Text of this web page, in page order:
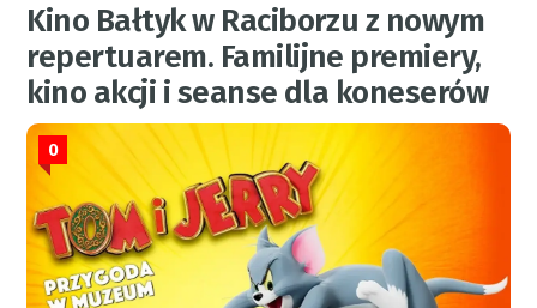
Kino Bałtyk w Raciborzu z nowym
repertuarem. Familijne premiery,
kino akcji i seanse dla koneserów
0